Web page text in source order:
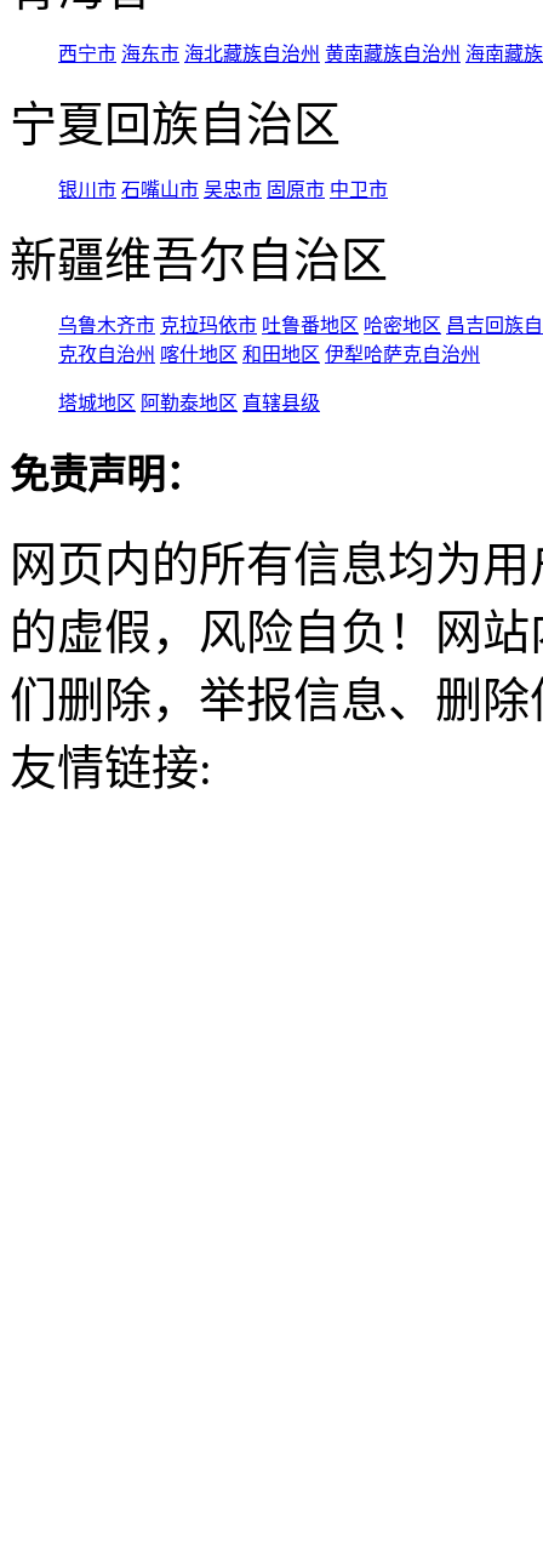
西宁市 海东市 海北藏族自治州 黄南藏族自治州 海南藏
宁夏回族自治区
银川市 石嘴山市 吴忠市 固原市 中卫市
新疆维吾尔自治区
乌鲁木齐市 克拉玛依市 吐鲁番地区 哈密地区 昌吉回族
克孜自治州 喀什地区 和田地区 伊犁哈萨克自治州
塔城地区 阿勒泰地区 直辖县级
免责声明：
网页内的所有信息均为
的虚假，风险自负！网
们删除，举报信息、删
友情链接: